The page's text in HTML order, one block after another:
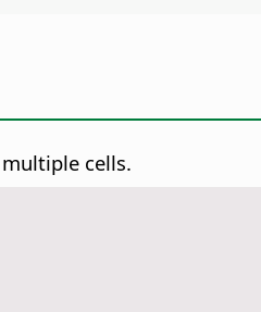
cells.